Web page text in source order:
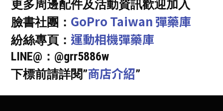
更多周邊配件及活動資訊歡迎加入
臉書社團： GoPro Taiwan 彈藥庫
紛絲專頁： 運動相機彈藥庫
LINE@：@grr5886w
下標前請詳閱”商店介紹”